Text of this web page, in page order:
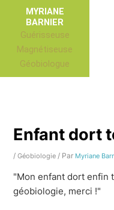
contenu
MYRIANE
BARNIER
Guérisseuse
Magnétiseuse
Géobiologue
Enfant dort
/Géobiologie / Par Myriane
"Mon enfant dort enfin
géobiologie, merci !"